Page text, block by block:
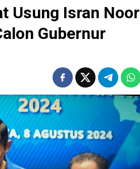
Usung Isran Noor
Gubernur